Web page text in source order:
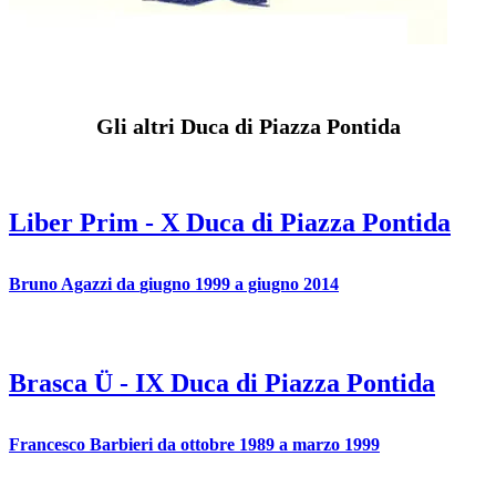
Gli altri Duca di Piazza Pontida
Liber Prim - X Duca di Piazza Pontida
Bruno Agazzi da giugno 1999 a giugno 2014
Brasca Ü - IX Duca di Piazza Pontida
Francesco Barbieri da ottobre 1989 a marzo 1999